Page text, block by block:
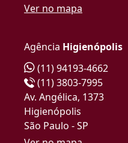
Ver no mapa
Agência Higienópolis
(11) 94193-4662
(11) 3803-7995
Av. Angélica, 1373
Higienópolis
São Paulo - SP